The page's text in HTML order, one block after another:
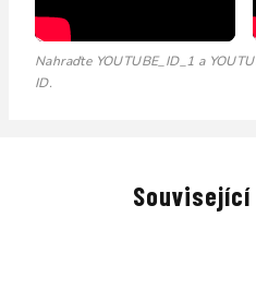
Nahraďte YOUTUBE_ID_1 a
ID.